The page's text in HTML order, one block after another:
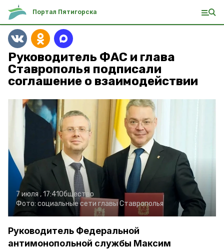
Портал Пятигорска
Руководитель ФАС и глава
Ставрополья подписали
соглашение о взаимодействии
7 июля , 17:41Общество
Фото: социальные сети главы Ставрополья
Руководитель Федеральной
антимонопольной службы Максим